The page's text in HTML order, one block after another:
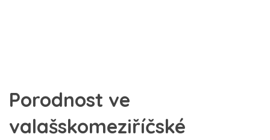
Porodnost ve
valašskomeziříčské